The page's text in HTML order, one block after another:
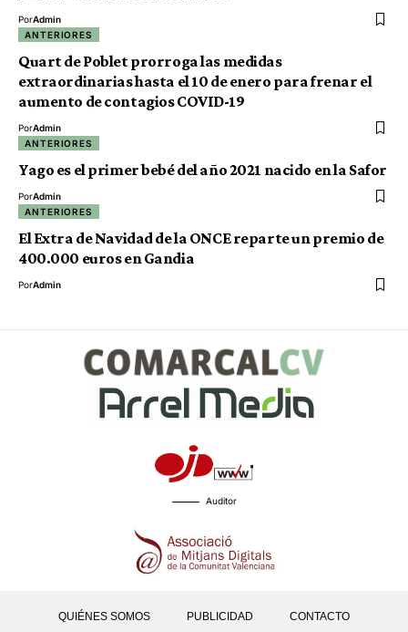
PorAdmin
ANTERIORES
Quart de Poblet prorroga las medidas
extraordinarias hasta el 10 de enero para frenar el
aumento de contagios COVID-19
PorAdmin
ANTERIORES
Yago es el primer bebé del año 2021 nacido en la Safor
PorAdmin
ANTERIORES
El Extra de Navidad de la ONCE reparte un premio de
400.000 euros en Gandia
PorAdmin
Auditor
QUIÉNES SOMOS PUBLICIDAD CONTACTO